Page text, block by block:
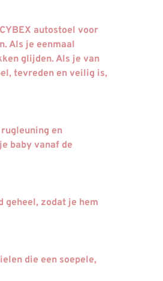
autostoel voor
Als je eenmaal
glijden. Als je van
tevreden en veilig is,
en
baby vanaf de
geheel, zodat je hem
die een soepele,